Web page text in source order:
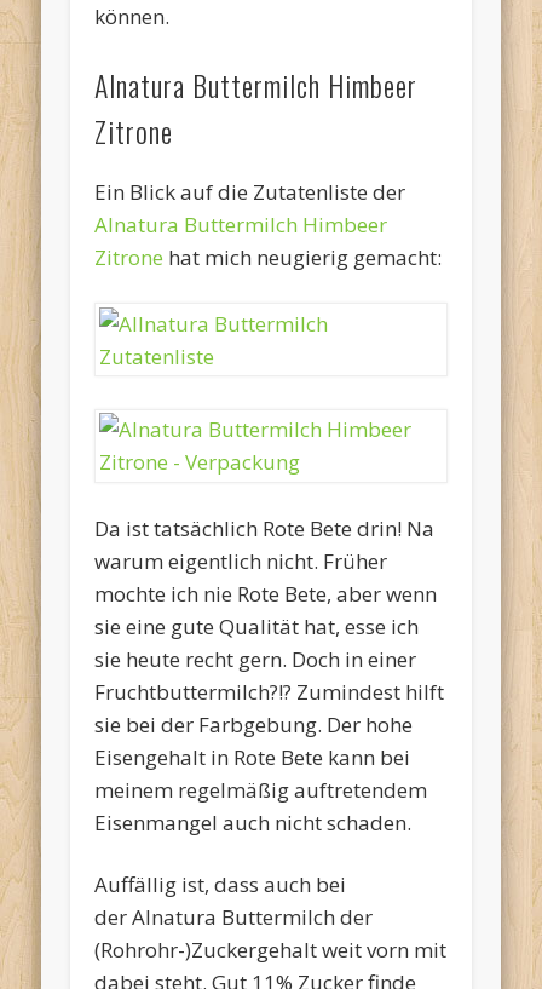
können.
Alnatura Buttermilch Himbeer
Zitrone
Ein Blick auf die Zutatenliste der
Alnatura Buttermilch Himbeer
Zitrone hat mich neugierig gemacht:
Da ist tatsächlich Rote Bete drin! Na
warum eigentlich nicht. Früher
mochte ich nie Rote Bete, aber wenn
sie eine gute Qualität hat, esse ich
sie heute recht gern. Doch in einer
Fruchtbuttermilch?!? Zumindest hilft
sie bei der Farbgebung. Der hohe
Eisengehalt in Rote Bete kann bei
meinem regelmäßig auftretendem
Eisenmangel auch nicht schaden.
Auffällig ist, dass auch bei
der Alnatura Buttermilch der
(Rohrohr-)Zuckergehalt weit vorn mit
dabei steht. Gut 11% Zucker finde